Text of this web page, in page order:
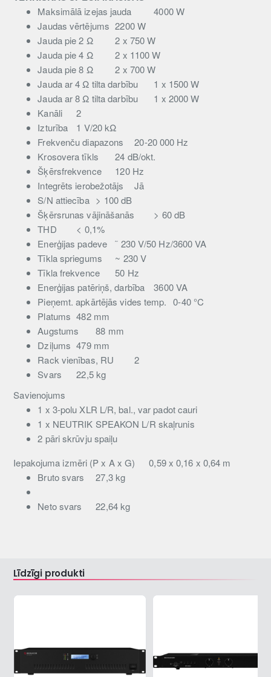
Maksimālā izejas jauda
4000 W
Jaudas vērtējums 2200 W
Jauda pie 2 Ω
2 x 750 W
Jauda pie 4 Ω
2 x 1100 W
Jauda pie 8 Ω
2 x 700 W
Jauda ar 4 Ω tilta darbību
1 x 1500 W
Jauda ar 8 Ω tilta darbību
1 x 2000 W
Kanāli
2
Izturība
1 V/20 kΩ
Frekvenču diapazons
20-20 000 Hz
Krosovera tīkls
24 dB/okt.
Šķērsfrekvence
120 Hz
Integrēts ierobežotājs
Jā
S/N attiecība > 100 dB
Šķērsrunas vājināšanās
> 60 dB
THD
< 0,1%
Enerģijas padeve
˜ 230 V/50 Hz/3600 VA
Tīkla spriegums
~ 230 V
Tīkla frekvence
50 Hz
Enerģijas patēriņš, darbība
3600 VA
Pieņemt. apkārtējās vides temp. 0-40 °C
Platums 482 mm
Augstums
88 mm
Dziļums 479 mm
Rack vienības, RU
2
Svars
22,5 kg
Savienojums
1 x 3-polu XLR L/R, bal., var padot cauri
1 x NEUTRIK SPEAKON L/R skaļrunis
2 pāri skrūvju spaiļu
Iepakojuma izmēri (P x A x G)
0,59 x 0,16 x 0,64 m
Bruto svars
27,3 kg
Neto svars 22,64 kg
Līdzīgi produkti